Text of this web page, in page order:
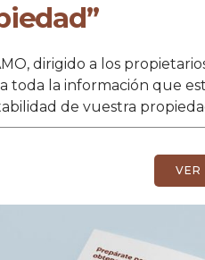
dirigido a los
la información que
de vuestra
VER